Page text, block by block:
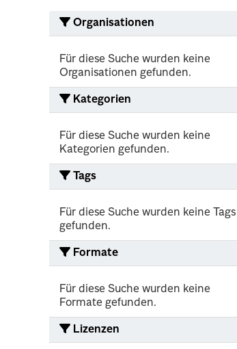
Organisationen
Für diese Suche wurden keine
Organisationen gefunden.
Kategorien
Für diese Suche wurden keine
Kategorien gefunden.
Tags
Für diese Suche wurden keine Tags
gefunden.
Formate
Für diese Suche wurden keine
Formate gefunden.
Lizenzen